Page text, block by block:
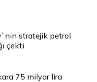
stratejik petrol
çekti
75 milyar lira